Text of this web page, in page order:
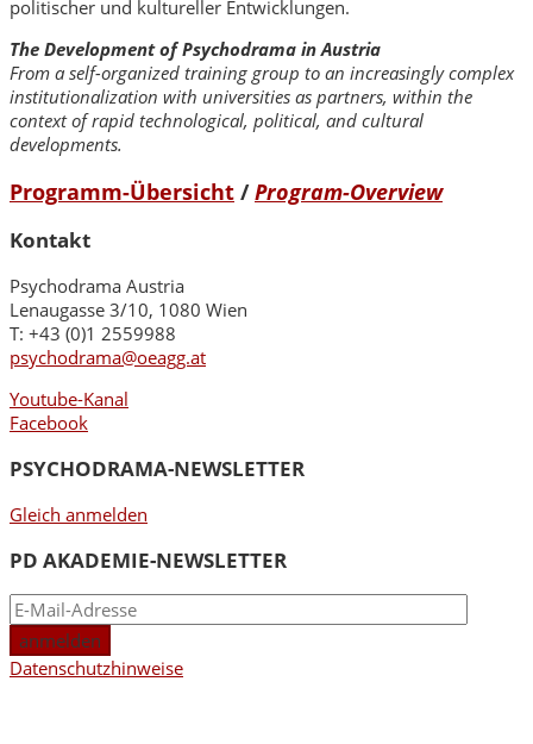
politischer und kultureller Entwicklungen.
The Development of Psychodrama in Austria
From a self-organized training group to an increasingly complex
institutionalization with universities as partners, within the
context of rapid technological, political, and cultural
developments.
Programm-Übersicht /Program-Overview
Kontakt
Psychodrama Austria
Lenaugasse 3/10, 1080 Wien
T: +43 (0)1 2559988
psychodrama@oeagg.at
Youtube-Kanal
Facebook
PSYCHODRAMA-NEWSLETTER
Gleich anmelden
PD AKADEMIE-NEWSLETTER
Datenschutzhinweise